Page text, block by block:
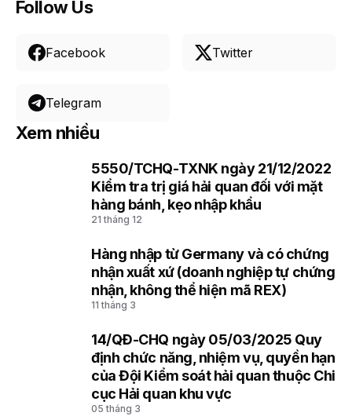
Follow Us
Facebook Twitter
Telegram
Xem nhiều
5550/TCHQ-TXNK ngày 21/12/2022
Kiểm tra trị giá hải quan đối với mặt
hàng bánh, kẹo nhập khẩu
21 tháng 12
Hàng nhập từ Germany và có chứng
nhận xuất xứ (doanh nghiệp tự chứng
nhận, không thể hiện mã REX)
11 tháng 3
14/QĐ-CHQ ngày 05/03/2025 Quy
định chức năng, nhiệm vụ, quyền hạn
của Đội Kiểm soát hải quan thuộc Chi
cục Hải quan khu vực
05 tháng 3